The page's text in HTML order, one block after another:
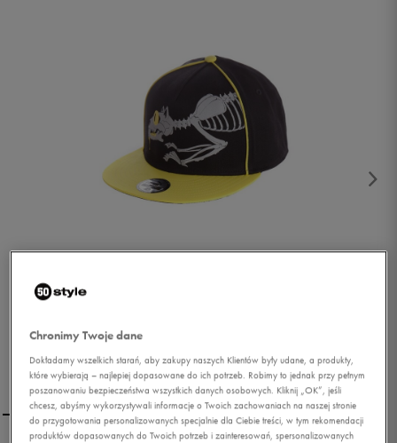
Chronimy Twoje dane
Dokładamy wszelkich starań, aby zakupy naszych Klientów były udane, a produkty,
które wybierają – najlepiej dopasowane do ich potrzeb. Robimy to jednak przy pełnym
poszanowaniu bezpieczeństwa wszystkich danych osobowych. Kliknij „OK”, jeśli
chcesz, abyśmy wykorzystywali informacje o Twoich zachowaniach na naszej stronie
do przygotowania personalizowanych specjalnie dla Ciebie treści, w tym rekomendacji
produktów dopasowanych do Twoich potrzeb i zainteresowań, spersonalizowanych